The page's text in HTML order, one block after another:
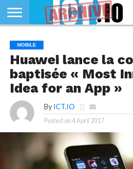
SECTEUR
TECH
LIFE
RUBRIQUES
MOBILE
Huawei lance la
baptisée « Most
Idea for an App »
By ICT.IO
Posted on4 April 2017